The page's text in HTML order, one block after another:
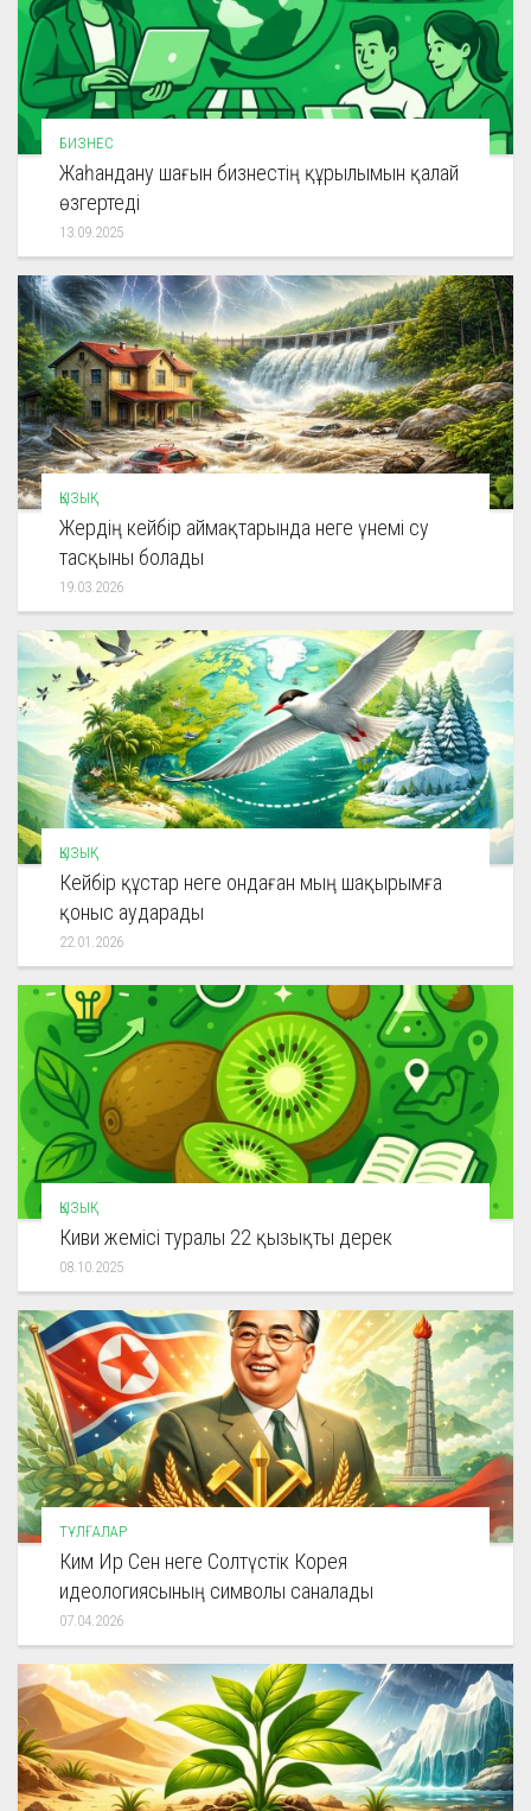
БИЗНЕС
Жаһандану шағын бизнестің құрылымын қалай
өзгертеді
13.09.2025
ҚЫЗЫҚ
Жердің кейбір аймақтарында неге үнемі су
тасқыны болады
19.03.2026
ҚЫЗЫҚ
Кейбір құстар неге ондаған мың шақырымға
қоныс аударады
22.01.2026
ҚЫЗЫҚ
Киви жемісі туралы 22 қызықты дерек
08.10.2025
ТҰЛҒАЛАР
Ким Ир Сен неге Солтүстік Корея
идеологиясының символы саналады
07.04.2026